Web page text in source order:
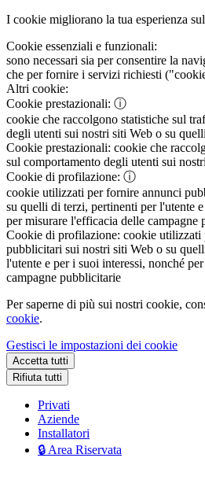
I cookie migliorano la tua esperienza
Cookie essenziali e funzionali:
sono necessari sia per consentire la
che per fornire i servizi richiesti
Altri cookie:
Cookie prestazionali: ⓘ
cookie che raccolgono statistiche sul
degli utenti sui nostri siti Web o su
Cookie prestazionali: cookie che
sul comportamento degli utenti sui
Cookie di profilazione: ⓘ
cookie utilizzati per fornire annunci
su quelli di terzi, pertinenti per l'utente
per misurare l'efficacia delle campagne
Cookie di profilazione: cookie utilizzati
pubblicitari sui nostri siti Web o su
l'utente e per i suoi interessi, nonché
campagne pubblicitarie
Per saperne di più sui nostri cookie,
cookie.
Gestisci le impostazioni dei cookie
Accetta tutti
Rifiuta tutti
Privati
Aziende
Installatori
🔒 Area Riservata